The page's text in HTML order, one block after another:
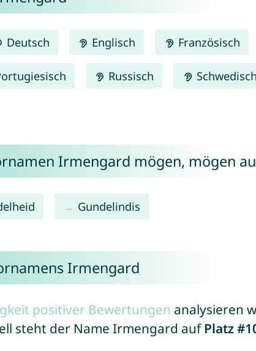
Deutsch Englisch Französisch
Russisch Schwedisch
Irmengard mögen, mögen
Gundelindis
Irmengard
positiver Bewertungen analysieren
steht der Name Irmengard auf Platz